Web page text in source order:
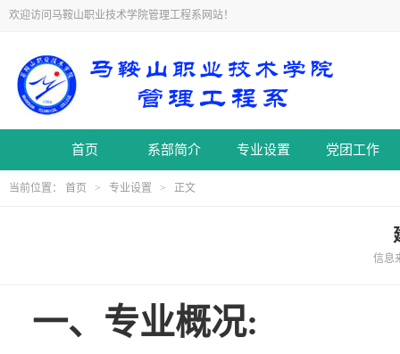
欢迎访问马鞍山职业技术学院管理工程系网站！
首页 系部简介 专业设置 党团工作
当前位置： 首页 > 专业设置 > 正文
信息
一、专业概况: